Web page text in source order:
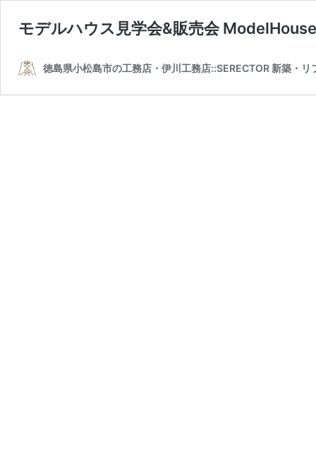
モデルハウス見学会&販売会 ModelHouse
徳島県小松島市の工務店・伊川工務店::SERECTOR 新築・リ